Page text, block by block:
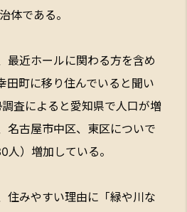
体である。
最近ホールに関わる方を含め
田町に移り住んでいると聞い
査によると愛知県で人口が増
名古屋市中区、東区についで
）増加している。
住みやすい理由に「緑や川な